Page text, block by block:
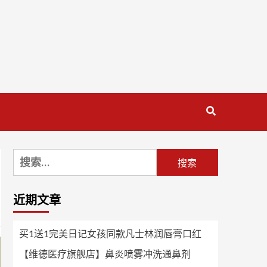
搜
索：
近期文章
买1送1完美日记女孩同款凡士林润唇膏口红
【维德医疗旗舰店】鼻炎喷雾冲洗通鼻剂